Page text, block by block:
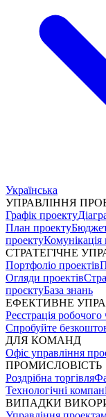
Українська
УПРАВЛІННЯ
Графік проекту
План проекту
проектуКомунікація
СТРАТЕГІЧНЕ
Портфоліо проектів
Огляди проектів
проєктуБаза знань
ЕФЕКТИВНЕ
Реєстрація робочого
Спробуйте
ДЛЯ КОМАНД
Офіс управління
ПРОМИСЛОВІСТЬ
Роздрібна торгівля
Технологічні
ВИПАДКИ